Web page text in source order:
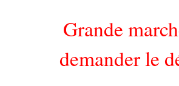
Grande
demander le